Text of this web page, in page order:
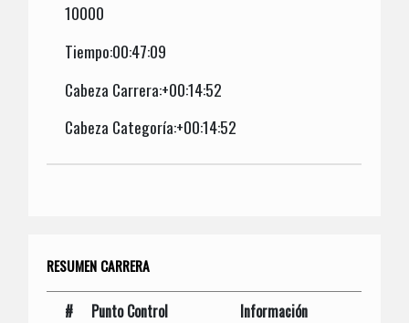
10000
Tiempo:00:47:09
Cabeza Carrera:+00:14:52
Cabeza Categoría:+00:14:52
RESUMEN CARRERA
# Punto Control Información